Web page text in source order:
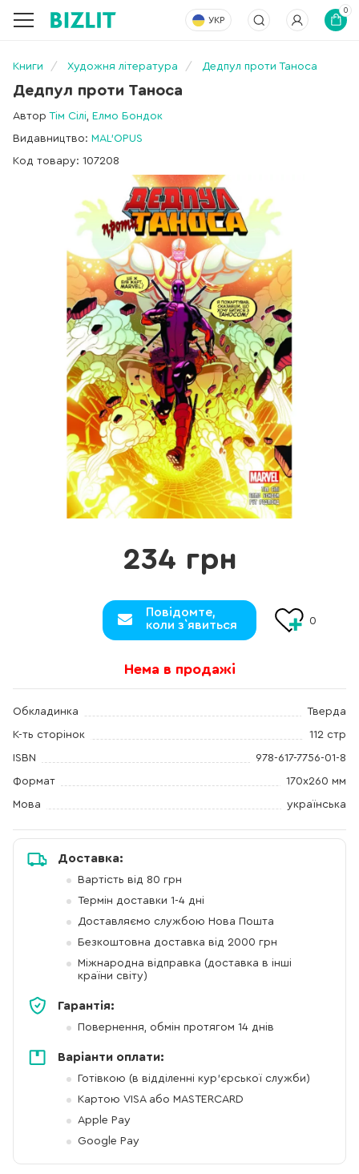
УКР
0
Книги Художня література Дедпул проти Таноса
Дедпул проти Таноса
Автор Тім Сілі, Елмо Бондок
Видавництво: MAL'OPUS
Код товару: 107208
234 грн
Повідомте,
коли з`явиться
0
Нема в продажі
Обкладинка Тверда
К-ть сторінок 112 стр
ISBN 978-617-7756-01-8
Формат 170х260 мм
Мова українська
Доставка:
Вартість від 80 грн
Термін доставки 1-4 дні
Доставляємо службою Нова Пошта
Безкоштовна доставка від 2000 грн
Міжнародна відправка (доставка в інші
країни світу)
Гарантія:
Повернення, обмін протягом 14 днів
Варіанти оплати:
Готівкою (в відділенні кур'єрської служби)
Картою VISA або MASTERCARD
Apple Pay
Google Pay